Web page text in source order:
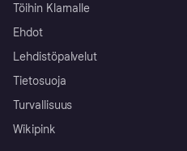
Töihin Klarnalle
Ehdot
Lehdistöpalvelut
Tietosuoja
Turvallisuus
Wikipink